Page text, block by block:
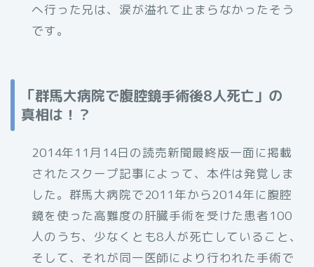
へ行った兄は、涙が溢れて止まらなかったそう
です。
「群馬大病院で腹腔鏡手術後8人死亡」の
真相は！？
2014年11月14日の読売新聞最終版一面に掲載
されたスクープ記事によって、本件は発覚しま
した。群馬大病院で2011年から2014年に腹腔
鏡を使った高難度の肝臓手術を受けた患者100
人のうち、少なくとも8人が死亡していること、
そして、それが同一医師により行われた手術で